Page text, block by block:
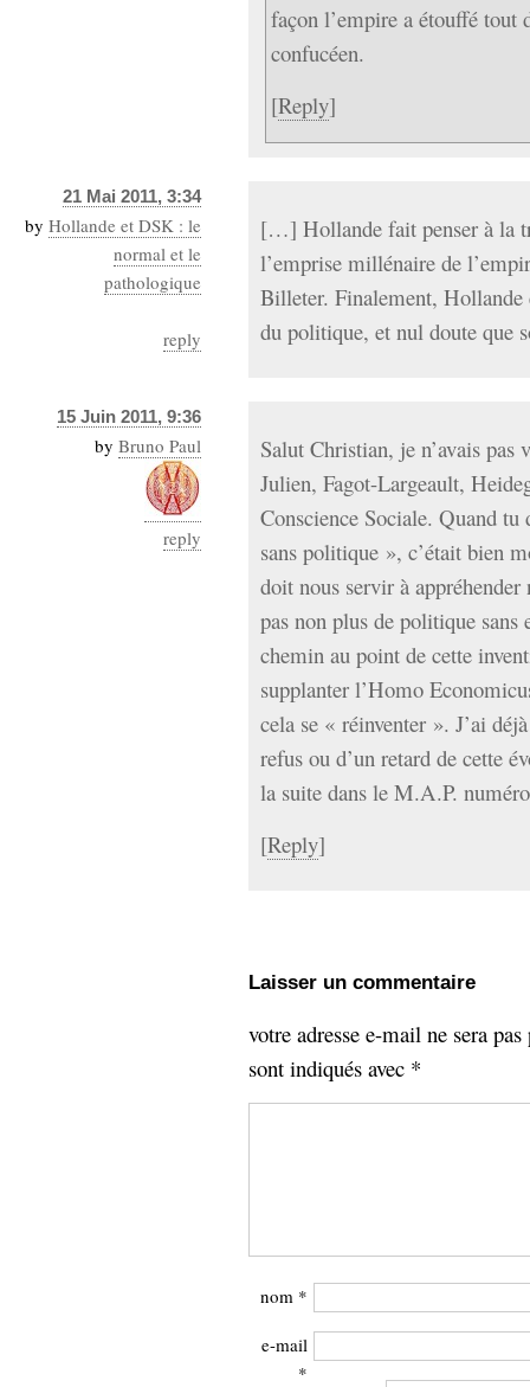
façon l’empire a étouffé tout
confucéen.
[Reply]
21 Mai 2011, 3:34
by Hollande et DSK : le
normal et le
pathologique
reply
[…] Hollande fait penser à la
l’emprise millénaire de
Billeter. Finalement, Hollande
du politique, et nul doute
15 Juin 2011, 9:36
by Bruno Paul
reply
Salut Christian, je n’avais
Julien, Fagot-Largeault,
Conscience Sociale. Quand
sans politique », c’était bien
doit nous servir à
pas non plus de politique
chemin au point de cette
supplanter l’Homo
cela se « réinventer ». J’ai
refus ou d’un retard de cette
la suite dans le M.A.P.
[Reply]
Laisser un commentaire
votre adresse e-mail ne sera
sont indiqués avec *
nom *
e-mail
*